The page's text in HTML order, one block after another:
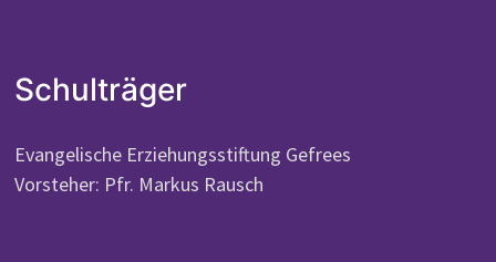
Schulträger
Evangelische Erziehungsstiftung Gefrees
Vorsteher: Pfr. Markus Rausch